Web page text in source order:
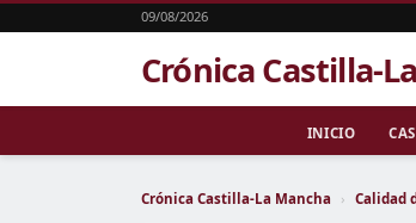
09/08/2026
Crónica Castilla-
INICIO
Crónica Castilla-La Mancha › Calidad